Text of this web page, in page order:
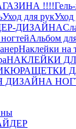
!!!!
Уход для рукУход
ДИЗАЙНА
Альбом
Наклейки на
НАКЛЕЙКИ
ЩЕТКИ
ДИЗАЙНА